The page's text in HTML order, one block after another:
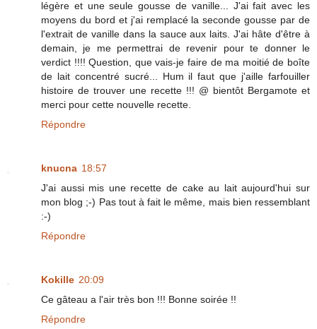
légère et une seule gousse de vanille... J'ai fait avec les
moyens du bord et j'ai remplacé la seconde gousse par de
l'extrait de vanille dans la sauce aux laits. J'ai hâte d'être à
demain, je me permettrai de revenir pour te donner le
verdict !!!! Question, que vais-je faire de ma moitié de boîte
de lait concentré sucré... Hum il faut que j'aille farfouiller
histoire de trouver une recette !!! @ bientôt Bergamote et
merci pour cette nouvelle recette.
Répondre
knucna 18:57
J'ai aussi mis une recette de cake au lait aujourd'hui sur
mon blog ;-) Pas tout à fait le même, mais bien ressemblant
:-)
Répondre
Kokille 20:09
Ce gâteau a l'air très bon !!! Bonne soirée !!
Répondre